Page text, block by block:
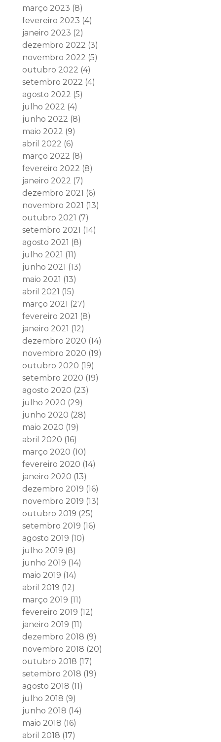
março 2023 (8)
fevereiro 2023 (4)
janeiro 2023 (2)
dezembro 2022 (3)
novembro 2022 (5)
outubro 2022 (4)
setembro 2022 (4)
agosto 2022 (5)
julho 2022 (4)
junho 2022 (8)
maio 2022 (9)
abril 2022 (6)
março 2022 (8)
fevereiro 2022 (8)
janeiro 2022 (7)
dezembro 2021 (6)
novembro 2021 (13)
outubro 2021 (7)
setembro 2021 (14)
agosto 2021 (8)
julho 2021 (11)
junho 2021 (13)
maio 2021 (13)
abril 2021 (15)
março 2021 (27)
fevereiro 2021 (8)
janeiro 2021 (12)
dezembro 2020 (14)
novembro 2020 (19)
outubro 2020 (19)
setembro 2020 (19)
agosto 2020 (23)
julho 2020 (29)
junho 2020 (28)
maio 2020 (19)
abril 2020 (16)
março 2020 (10)
fevereiro 2020 (14)
janeiro 2020 (13)
dezembro 2019 (16)
novembro 2019 (13)
outubro 2019 (25)
setembro 2019 (16)
agosto 2019 (10)
julho 2019 (8)
junho 2019 (14)
maio 2019 (14)
abril 2019 (12)
março 2019 (11)
fevereiro 2019 (12)
janeiro 2019 (11)
dezembro 2018 (9)
novembro 2018 (20)
outubro 2018 (17)
setembro 2018 (19)
agosto 2018 (11)
julho 2018 (9)
junho 2018 (14)
maio 2018 (16)
abril 2018 (17)